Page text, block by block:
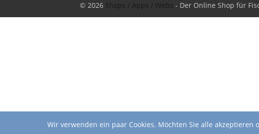
© 2026 Shops / Apps / Webs - Der Online Shop für
Wir verwenden ein paar Cookies. Möchten Sie alle